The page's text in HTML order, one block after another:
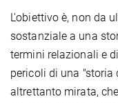
L'obiettivo è, non da
sostanziale a una
termini relazionali e
pericoli di una
altrettanto mirata,